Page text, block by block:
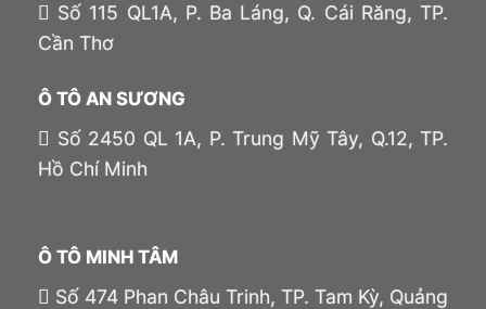
Số 115 QL1A, P. Ba Láng, Q. Cái Răng, TP.
Cần Thơ
Ô TÔ AN SƯƠNG
Số 2450 QL 1A, P. Trung Mỹ Tây, Q.12, TP.
Hồ Chí Minh
Ô TÔ MINH TÂM
Số 474 Phan Châu Trinh, TP. Tam Kỳ, Quảng